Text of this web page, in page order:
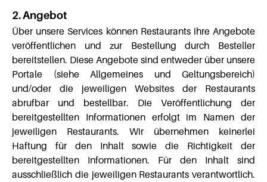
2. Angebot
Über unsere Services können Restaurants ihre Angebote
veröffentlichen und zur Bestellung durch Besteller
bereitstellen. Diese Angebote sind entweder über unsere
Portale (siehe Allgemeines und Geltungsbereich)
und/oder die jeweiligen Websites der Restaurants
abrufbar und bestellbar. Die Veröffentlichung der
bereitgestellten Informationen erfolgt im Namen der
jeweiligen Restaurants. Wir übernehmen keinerlei
Haftung für den Inhalt sowie die Richtigkeit der
bereitgestellten Informationen. Für den Inhalt sind
ausschließlich die jeweiligen Restaurants verantwortlich.